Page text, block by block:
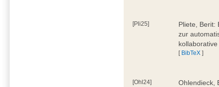
[Pli25]
Pliete, Berit:
zur
[ BibTeX ]
[Ohl24]
Ohlendieck,